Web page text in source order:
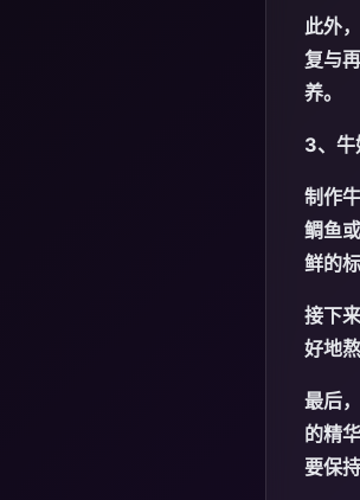
此外
复与
养。
3、牛
制作
鲷鱼
鲜的标
接下
好地
最后
的精
要保